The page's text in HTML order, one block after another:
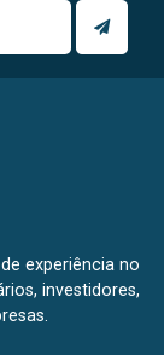
experiência no
investidores,